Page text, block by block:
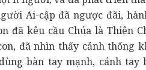
Ai-cập đã ngược đãi,
đã kêu cầu Chúa là Thiên
đã nhìn thấy cảnh thống
bàn tay mạnh, cánh